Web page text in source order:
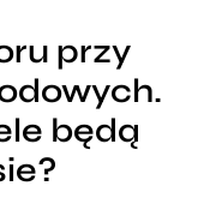
przy
będą